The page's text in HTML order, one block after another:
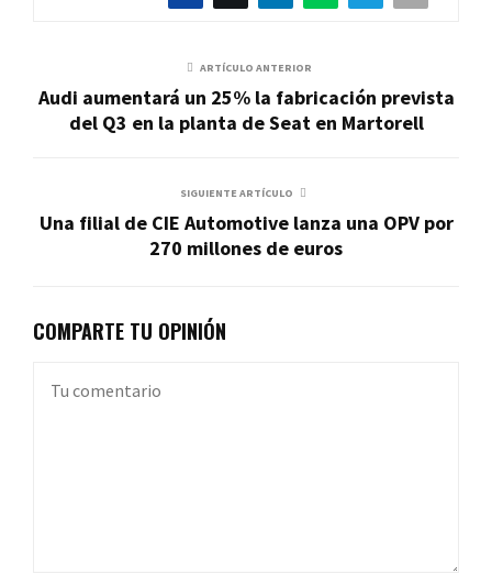
ARTÍCULO ANTERIOR
Audi aumentará un 25% la fabricación prevista
del Q3 en la planta de Seat en Martorell
SIGUIENTE ARTÍCULO
Una filial de CIE Automotive lanza una OPV por
270 millones de euros
COMPARTE TU OPINIÓN